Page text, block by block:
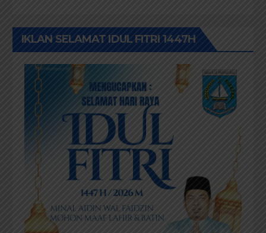
IKLAN SELAMAT IDUL FITRI 1447H